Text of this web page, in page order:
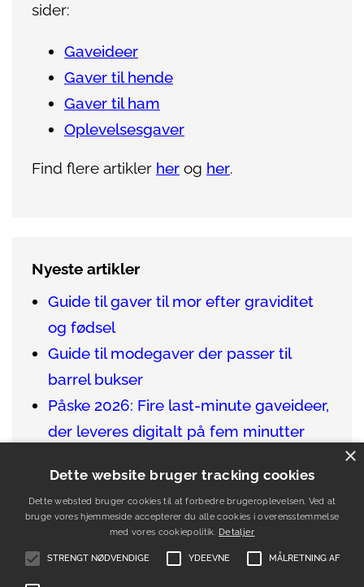
sider:
Gaveideer
Gaver til hende
Gaver til ham
Oplevelsesgaver
Find flere artikler her og her.
Nyeste artikler
Guide til gaver til mor efter graviditet
og fødsel
Guide til modegaver der passer til
barrel bukser
Påske 2026: Fire last-minute gaveideer,
der leveres digitalt på fem minutter
vinentusiast
Guide til gaver der passer til venner i
udlandet
Dette website bruger tracking cookies
Dette websted bruger cookies til at forbedre brugeroplevelsen. Ved at
bruge vores hjemmeside accepterer du alle cookies i overensstemmelse
med vores cookiepolitik. Detaljer
STRENGT NØDVENDIGE YDEEVNE MÅLRETNING AF
×